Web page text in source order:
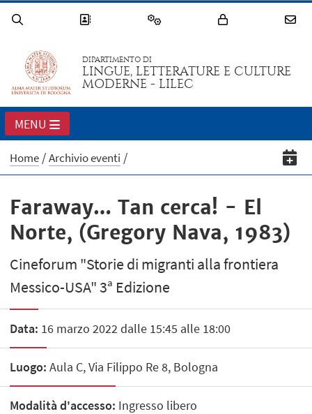
DIPARTIMENTO DI
LINGUE, LETTERATURE E CULTURE
MODERNE - LILEC
MENU
Home Archivio eventi
Faraway… Tan cerca! - El
Norte, (Gregory Nava, 1983)
Cineforum "Storie di migranti alla frontiera
Messico-USA" 3ª Edizione
Data: 16 marzo 2022 dalle 15:45 alle 18:00
Luogo: Aula C, Via Filippo Re 8, Bologna
Modalità d'accesso: Ingresso libero